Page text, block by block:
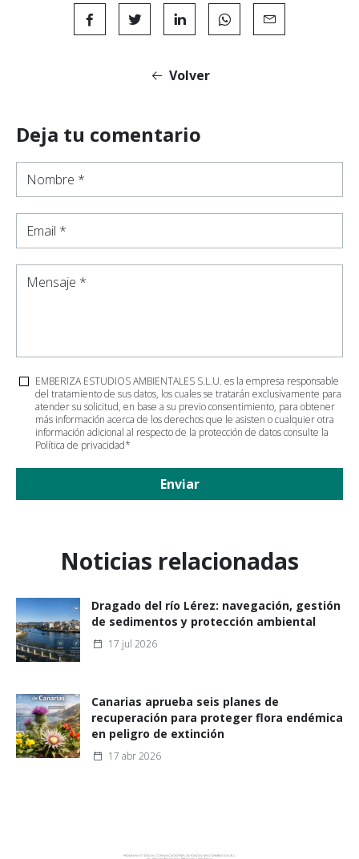
Volver
Deja tu comentario
Nombre *
Email *
Mensaje *
EMBERIZA ESTUDIOS AMBIENTALES S.L.U. es la empresa responsable
del tratamiento de sus datos, los cuales se tratarán exclusivamente para
atender su solicitud, en base a su previo consentimiento, para obtener
más información acerca de los derechos que le asisten o cualquier otra
información adicional al respecto de la protección de datos consulte la
Política de privacidad*
Enviar
Noticias relacionadas
Dragado del río Lérez: navegación, gestión
de sedimentos y protección ambiental
17 jul 2026
Canarias aprueba seis planes de
recuperación para proteger flora endémica
en peligro de extinción
17 abr 2026